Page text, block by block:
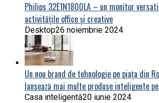
Philips 32E1N1800LA – un monitor
activitățile office și creative
Desktop26 noiembrie 2024
Un nou brand de tehnologie pe piața din
lansează mai multe produse inteligente
Casa inteligentă20 iunie 2024